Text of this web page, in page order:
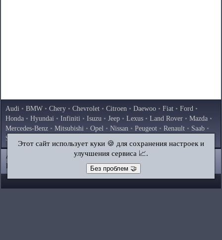
Audi • BMW • Chery • Chevrolet • Citroen • Daewoo • Fiat • Ford •
Honda • Hyundai • Infiniti • Isuzu • Jeep • Lexus • Land Rover • Mazda •
Mercedes-Benz • Mitsubishi • Opel • Nissan • Peugeot • Renault • Saab •
Skoda
Volkswagen
AutoInstruction.ru © 2020–2026|Полная версия
Карта сайта
Контакты|Поиск по сайту
Этот сайт использует куки 🍪 для сохранения настроек и
улучшения сервиса 📈.
Без проблем 🤝